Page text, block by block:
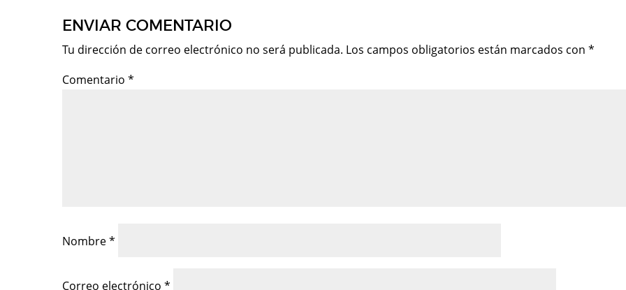
ENVIAR COMENTARIO
Tu dirección de correo electrónico no será publicada. Los campos obligatorios están marcados con *
Comentario *
Nombre*
Correo electrónico *